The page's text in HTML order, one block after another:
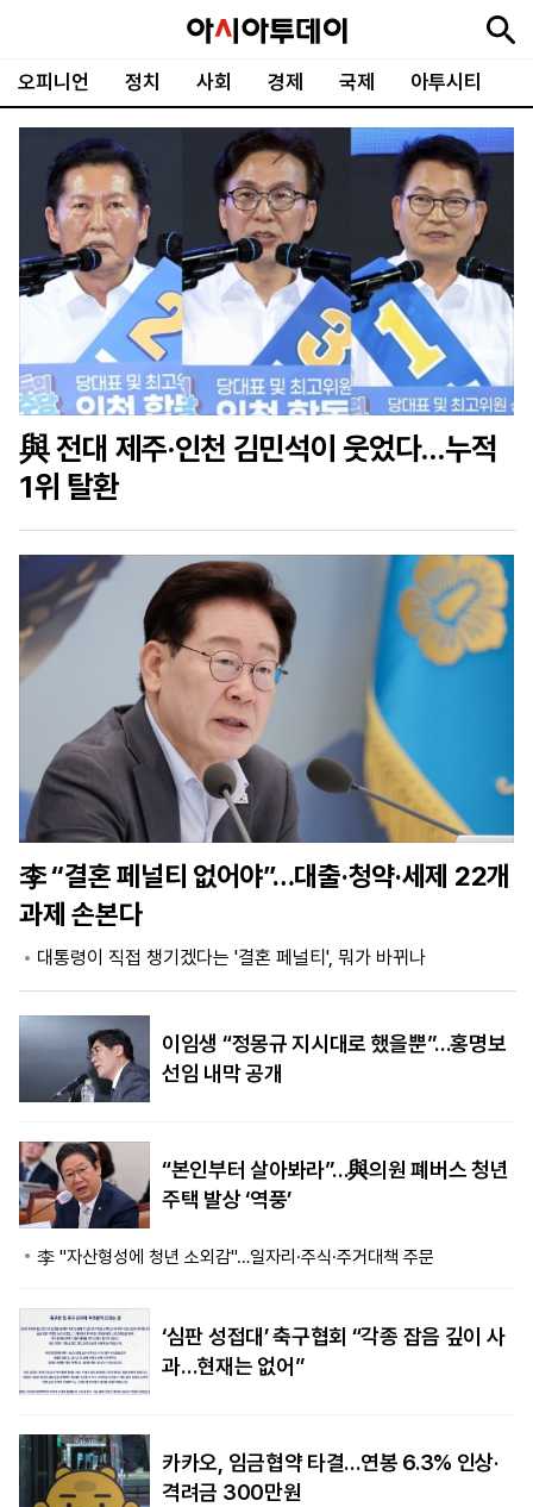
오피니언 정치 사회 경제 국제 아투시티
뉴
스
최
신
속
보
정
치
사
회
경
제
국
제
오
피
니
언
피
플
아
투
시
티
문
화
스
포
츠
포
토
ENGLISH
中
文
Tiếng
Việt
지
면
기
신
문
독
후
원
기
제
보
시
회
사
개
앱
설
마
켓
파
운
세
골
프
與 전대 제주·인천 김민석이 웃었다…누적
1위 탈환
李 “결혼 페널티 없어야”…대출·청약·세제 22개
과제 손본다
대통령이 직접 챙기겠다는 '결혼 페널티', 뭐가 바뀌나
이임생 “정몽규 지시대로 했을뿐”…홍명보
선임 내막 공개
“본인부터 살아봐라”…與의원 폐버스 청년
주택 발상 ‘역풍’
李 "자산형성에 청년 소외감"…일자리·주식·주거대책 주문
‘심판 성접대’ 축구협회 “각종 잡음 깊이 사
과…현재는 없어”
카카오, 임금협약 타결…연봉 6.3% 인상·
격려금 300만원